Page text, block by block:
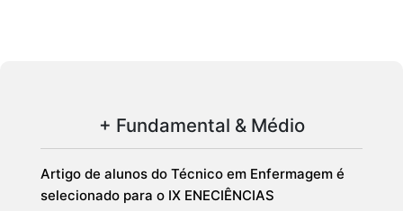
+ Fundamental & Médio
Artigo de alunos do Técnico em Enfermagem é
selecionado para o IX ENECIÊNCIAS